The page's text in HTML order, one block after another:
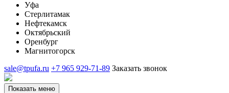
Уфа
Стерлитамак
Нефтекамск
Октябрьский
Оренбург
Магнитогорск
sale@tpufa.ru +7 965 929-71-89 Заказать звонок
Показать меню